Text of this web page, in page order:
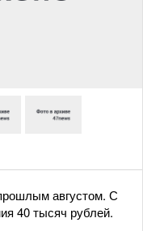
августом. С
40 тысяч рублей.